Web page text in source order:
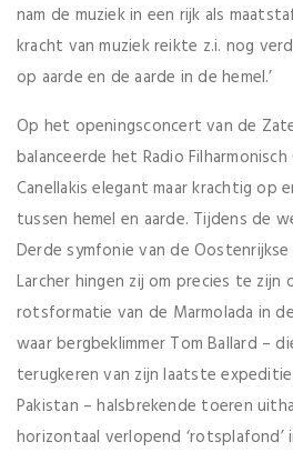
nam de muziek in een rijk als
kracht van muziek reikte z.i. nog
op aarde en de aarde in de hemel.’
Op het openingsconcert van de
balanceerde het Radio
Canellakis elegant maar krachtig op
tussen hemel en aarde. Tijdens de
Derde symfonie van de
Larcher hingen zij om precies te zijn
rotsformatie van de Marmolada in
waar bergbeklimmer Tom Ballard –
terugkeren van zijn laatste
Pakistan – halsbrekende toeren
horizontaal verlopend ‘rotsplafond’